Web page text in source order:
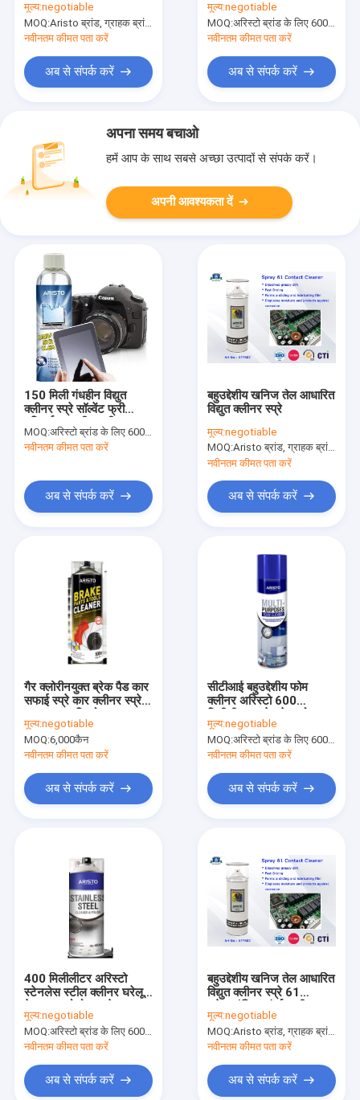
उत्पाद
हमारे बारे में
कारखाने का दौरा
News
फैब्रिक स्प्रे पेंट
इलेक्ट्रिक संपर्क क्लीनर कर
सकते हैं
मूल्य:negotiable
MOQ:Aristo ब्रांड, ग्राहक ब्रांड के लिए 15000pcs के लिए 6000pcs
नवीनतम कीमत पता करें
अब से संपर्क करें
मूल्य:negotiable
MOQ:अरिस्टो ब्रांड के लिए 6000 पीसी, ग्राहक ब्रांड के लिए 15000 पीसी
नवीनतम कीमत पता करें
अब से संपर्क करें
अपना समय बचाओ
हमें आप के साथ सबसे अच्छा उत्पादों से संपर्क करें।
अपनी आवश्यकता दें
150 मिली गंधहीन विद्युत
क्लीनर स्प्रे सॉल्वेंट फ्री
यूनिवर्सल स्क्रीन क्लीनर
MOQ:अरिस्टो ब्रांड के लिए 6000 पीसी, ग्राहक ब्रांड के लिए 15000 पीसी
नवीनतम कीमत पता करें
अब से संपर्क करें
बहुउद्देशीय खनिज तेल आधारित
विद्युत क्लीनर स्प्रे
मूल्य:negotiable
MOQ:Aristo ब्रांड, ग्राहक ब्रांड के लिए 15000pcs के लिए 6000pcs
नवीनतम कीमत पता करें
अब से संपर्क करें
गैर क्लोरीनयुक्त ब्रेक पैड कार
सफाई स्प्रे कार क्लीनर स्प्रे
मूल्य:negotiable
MOQ:6,000कैन
नवीनतम कीमत पता करें
अब से संपर्क करें
सीटीआई बहुउद्देशीय फोम
क्लीनर अरिस्टो 600
क्लीनर
मूल्य:negotiable
MOQ:अरिस्टो ब्रांड के लिए 6000 पीसी, ग्राहक ब्रांड के लिए 15000 पीसी
नवीनतम कीमत पता करें
अब से संपर्क करें
400 मिलीलीटर अरिस्टो
स्टेनलेस स्टील क्लीनर घरेलू
मूल्य:negotiable
MOQ:अरिस्टो ब्रांड के लिए 6000 पीसी, ग्राहक ब्रांड के लिए 15000 पीसी
नवीनतम कीमत पता करें
अब से संपर्क करें
बहुउद्देशीय खनिज तेल आधारित
विद्युत क्लीनर स्प्रे 61
मूल्य:negotiable
MOQ:Aristo ब्रांड, ग्राहक ब्रांड के लिए 15000pcs के लिए 6000pcs
नवीनतम कीमत पता करें
अब से संपर्क करें